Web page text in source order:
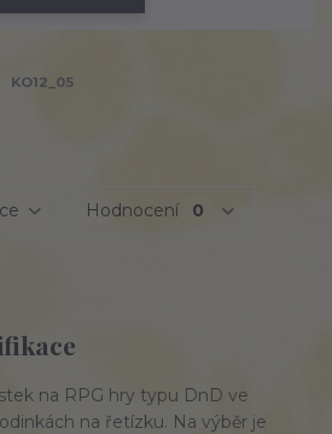
KO12_05
Hodnocení 0
na RPG hry typu DnD ve
na řetízku. Na výběr je